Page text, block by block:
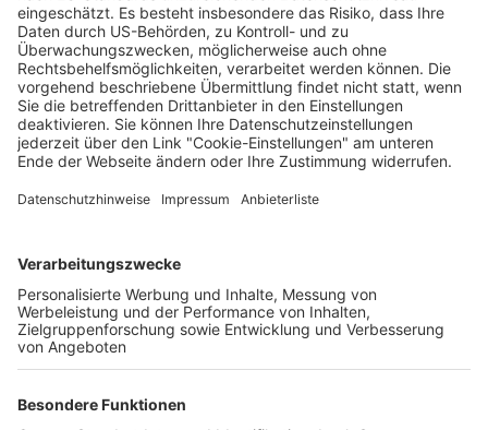
Verhältnisse und richtet zweiten Platz für
Drogensüchtige ein
Wochenbericht 28.08.2024
Freiburger Wochenbericht
Der Wochenbericht
wurde zum 31. Juli 2026
eingestellt.